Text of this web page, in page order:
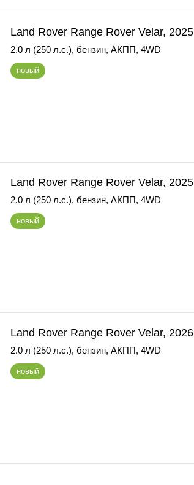
Land Rover Range Rover Velar, 2025
2.0 л (250 л.с.), бензин, АКПП, 4WD
новый
Land Rover Range Rover Velar, 2025
2.0 л (250 л.с.), бензин, АКПП, 4WD
новый
Land Rover Range Rover Velar, 2026
2.0 л (250 л.с.), бензин, АКПП, 4WD
новый